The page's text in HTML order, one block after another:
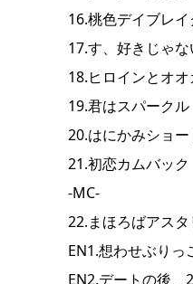
16.桃色デイブレイ
17.す、好きじゃな
18.ヒロインとオオ
19.君はスパークル
20.はにかみショー
21.初恋カムバック
-MC-
22.まほろばアスタ
EN1.想わせぶりっ
EN2.デートの後、